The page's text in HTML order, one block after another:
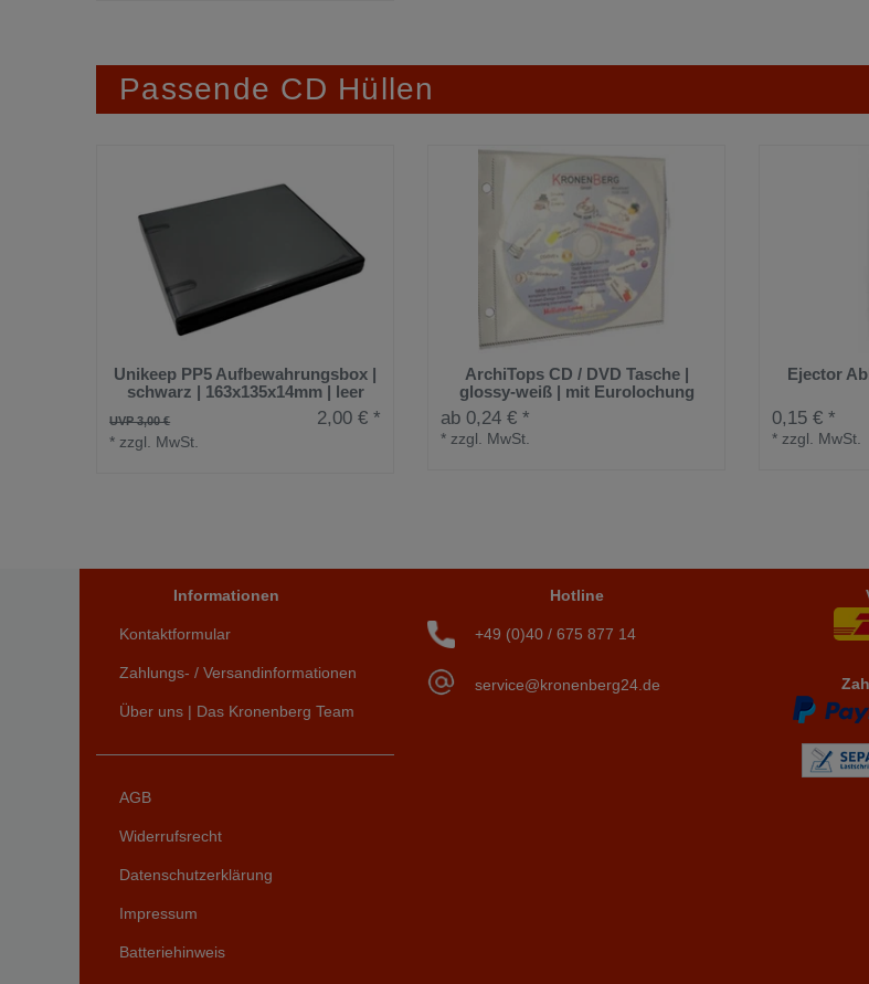
Passende CD Hüllen
Unikeep PP5 Aufbewahrungsbox |
schwarz | 163x135x14mm | leer
UVP 3,00 € 2,00 € *
* zzgl. MwSt.
ArchiTops CD / DVD Tasche |
glossy-weiß | mit Eurolochung
ab 0,24 € *
* zzgl. MwSt.
Ejector
0,15 € *
* zzgl. MwSt.
Informationen
Kontaktformular
Zahlungs- / Versandinformationen
Über uns | Das Kronenberg Team
AGB
Widerrufsrecht
Datenschutzerklärung
Impressum
Batteriehinweis
Hotline
+49 (0)40 / 675 877 14
service@kronenberg24.de